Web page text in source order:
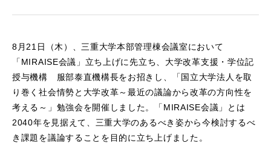
8月21日（木）、三重大学本部管理棟会議室において
「MIRAISE会議」立ち上げに先立ち、大学改革支援・学位記
授与機構 服部泰直機構長をお招きし、「国立大学法人を取
り巻く社会情勢と大学改革～最近の議論から改革の方向性を
考える～」勉強会を開催しました。「MIRAISE会議」とは
2040年を見据えて、三重大学のあるべき姿から今検討するべ
き課題を議論することを目的に立ち上げました。